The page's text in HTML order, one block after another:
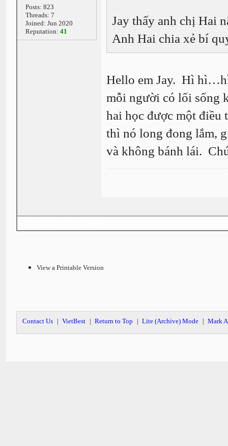
Posts: 823
Threads: 7
Joined: Jun 2020
Reputation: 41
Jay thấy anh chị Hai
Anh Hai chia xẻ bí
Hello em Jay. Hì
mỗi người có lối sống
hai học được một điều
thì nó long đong lắm,
và không bánh lái.
View a Printable Version
Contact Us VietBest Return to Top Lite (Archive) Mode Mark